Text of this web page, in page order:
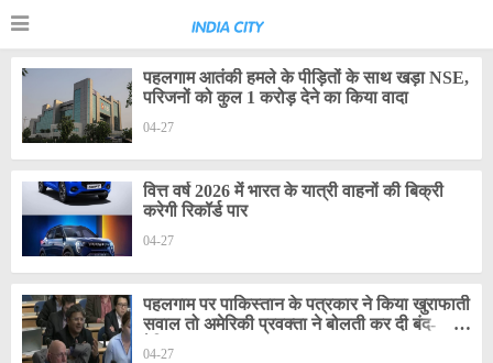
पहलगाम आतंकी हमले के पीड़ितों के साथ खड़ा NSE,
परिजनों को कुल 1 करोड़ देने का किया वादा
04-27
वित्त वर्ष 2026 में भारत के यात्री वाहनों की बिक्री
करेगी रिकॉर्ड पार
04-27
पहलगाम पर पाकिस्तान के पत्रकार ने किया खुराफाती
सवाल तो अमेरिकी प्रवक्ता ने बोलती कर दी बंद-
04-27